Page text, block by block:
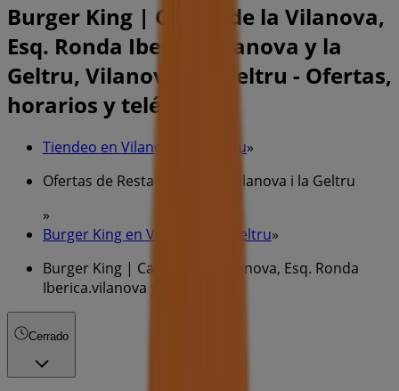
Burger King | Carrer de la Vilanova,
Esq. Ronda Iberica.vilanova y la
Geltru, Vilanova i la Geltru - Ofertas,
horarios y teléfono
Tiendeo en Vilanova i la Geltru»
Ofertas de Restauración en Vilanova i la Geltru
»
Burger King en Vilanova i la Geltru»
Burger King | Carrer de la Vilanova, Esq. Ronda
Iberica.vilanova y la Geltru
Cerrado